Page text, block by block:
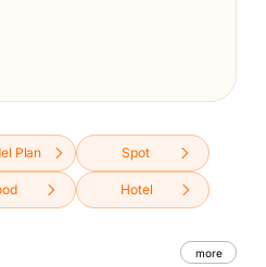
Plan Spot
Hotel
more